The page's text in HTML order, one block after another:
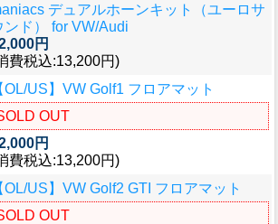
デュアルホーンキット（ユーロサ
ンド） for VW/Audi
円
費税込:13,200円)
OL/US】VW Golf1 フロアマット
OUT
円
費税込:13,200円)
OL/US】VW Golf2 GTI フロアマット
OUT